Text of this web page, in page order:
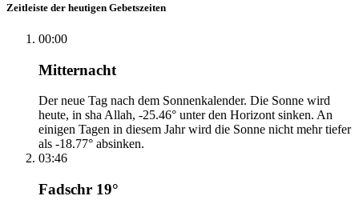
Zeitleiste der heutigen Gebetszeiten
00:00
Mitternacht
Der neue Tag nach dem Sonnenkalender. Die Sonne wird
heute, in sha Allah, -25.46° unter den Horizont sinken. An
einigen Tagen in diesem Jahr wird die Sonne nicht mehr tiefer
als -18.77° absinken.
03:46
Fadschr 19°